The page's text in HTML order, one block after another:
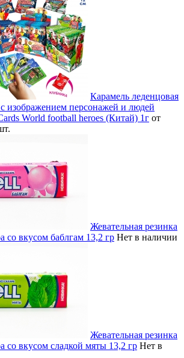
Карамель леденцовая
изображением персонажей и людей
World football heroes (Китай) 1г от
Жевательная резинка
со вкусом баблгам 13,2 гр Нет в наличии
Жевательная резинка
со вкусом сладкой мяты 13,2 гр Нет в